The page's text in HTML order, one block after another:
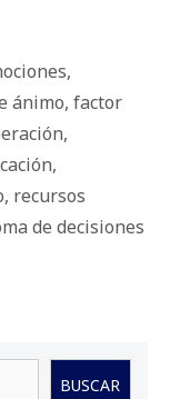
,
ánimo, factor
,
,
, recursos
de decisiones
BUSCAR